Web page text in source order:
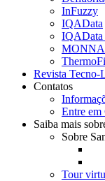
InFuzzy
IQAData
IQAData
MONNA
Revista Tecno-
Contatos
Entre em
Saiba mais
Sobre
Tour